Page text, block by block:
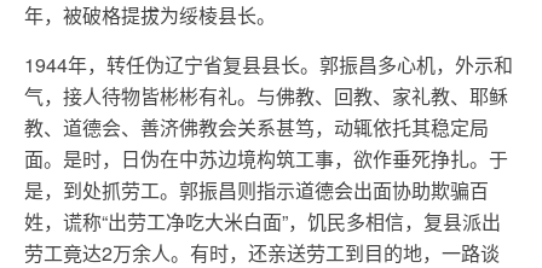
年，被破格提拔为绥棱县长。
1944年，转任伪辽宁省复县县长。郭振昌多心机，外示和
气，接人待物皆彬彬有礼。与佛教、回教、家礼教、耶稣
教、道德会、善济佛教会关系甚笃，动辄依托其稳定局
面。是时，日伪在中苏边境构筑工事，欲作垂死挣扎。于
是，到处抓劳工。郭振昌则指示道德会出面协助欺骗百
姓，谎称“出劳工净吃大米白面”，饥民多相信，复县派出
劳工竟达2万余人。有时，还亲送劳工到目的地，一路谈